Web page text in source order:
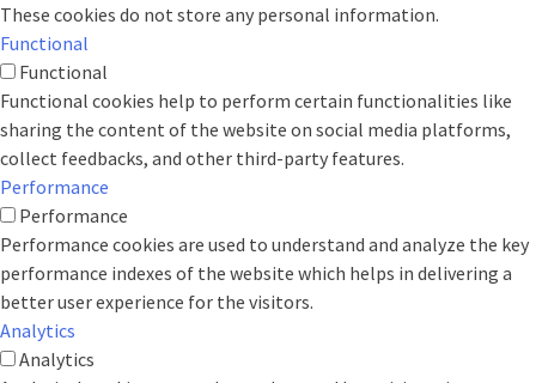
These cookies do not store any personal information.
Functional
Functional
Functional cookies help to perform certain functionalities like
sharing the content of the website on social media platforms,
collect feedbacks, and other third-party features.
Performance
Performance
Performance cookies are used to understand and analyze the key
performance indexes of the website which helps in delivering a
better user experience for the visitors.
Analytics
Analytics